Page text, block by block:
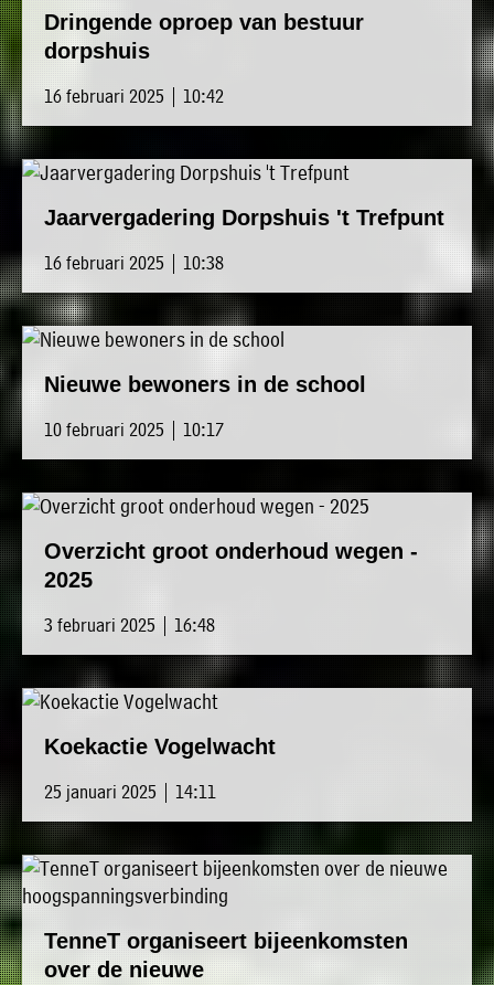
Dringende oproep van bestuur
dorpshuis
16 februari 2025 | 10:42
Jaarvergadering Dorpshuis 't Trefpunt
16 februari 2025 | 10:38
Nieuwe bewoners in de school
10 februari 2025 | 10:17
Overzicht groot onderhoud wegen -
2025
3 februari 2025 | 16:48
Koekactie Vogelwacht
25 januari 2025 | 14:11
TenneT organiseert bijeenkomsten
over de nieuwe